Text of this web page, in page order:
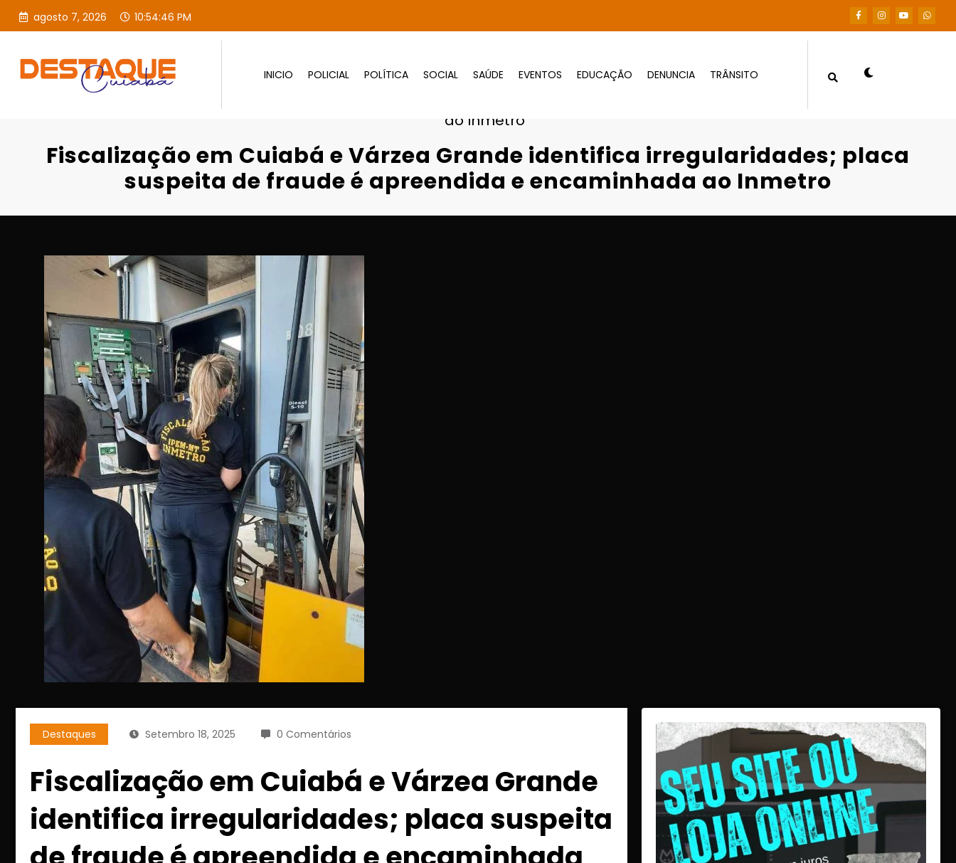
agosto 7, 2026 10:54:47 PM
INICIO POLICIAL POLÍTICA SOCIAL SAÚDE EVENTOS EDUCAÇÃO DENUNCIA TRÂNSITO
ao Inmetro
Fiscalização em Cuiabá e Várzea Grande identifica irregularidades; placa
suspeita de fraude é apreendida e encaminhada ao Inmetro
Destaques Setembro 18, 2025 0 Comentários
Fiscalização em Cuiabá e Várzea Grande
identifica irregularidades; placa suspeita